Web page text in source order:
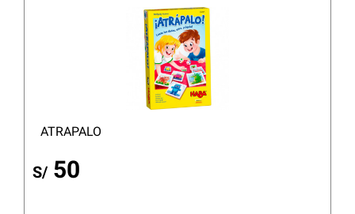
ATRAPALO
S/ 50